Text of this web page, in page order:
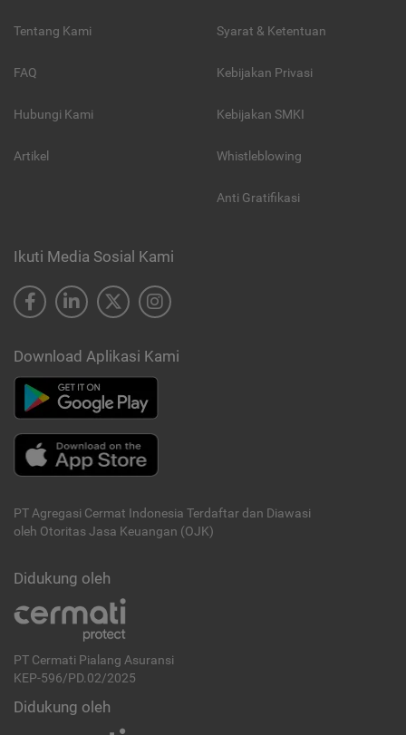
Tentang Kami
FAQ
Hubungi Kami
Artikel
Syarat & Ketentuan
Kebijakan Privasi
Kebijakan SMKI
Whistleblowing
Anti Gratifikasi
Ikuti Media Sosial Kami
Download Aplikasi Kami
PT Agregasi Cermat Indonesia Terdaftar dan Diawasi
oleh Otoritas Jasa Keuangan (OJK)
Didukung oleh
PT Cermati Pialang Asuransi
KEP-596/PD.02/2025
Didukung oleh